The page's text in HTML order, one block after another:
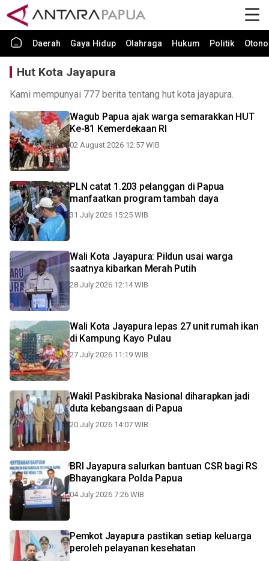
Daerah Gaya Hidup Olahraga Hukum Politik
Hut Kota Jayapura
Kami mempunyai 777 berita tentang hut kota jayapura.
Wagub Papua ajak warga semarakkan HUT
Ke-81 Kemerdekaan RI
02 August 2026 12:57 WIB
PLN catat 1.203 pelanggan di Papua
manfaatkan program tambah daya
31 July 2026 15:25 WIB
Wali Kota Jayapura: Pildun usai warga
saatnya kibarkan Merah Putih
28 July 2026 12:14 WIB
Wali Kota Jayapura lepas 27 unit rumah ikan
di Kampung Kayo Pulau
27 July 2026 11:19 WIB
Wakil Paskibraka Nasional diharapkan jadi
duta kebangsaan di Papua
20 July 2026 14:07 WIB
BRI Jayapura salurkan bantuan CSR bagi RS
Bhayangkara Polda Papua
04 July 2026 7:26 WIB
Pemkot Jayapura pastikan setiap keluarga
peroleh pelayanan kesehatan